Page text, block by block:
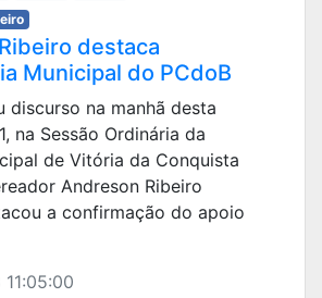
destaca
Municipal do PCdoB
discurso na manhã desta
na Sessão Ordinária da
de Vitória da Conquista
Andreson Ribeiro
a confirmação do apoio